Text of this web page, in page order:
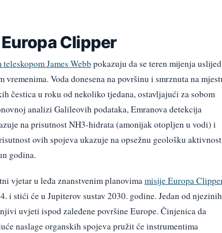
Clipper
James Webb pokazuju da se teren mijenja uslijed
Voda donesena na površinu i smrznuta na
čestica u roku od nekoliko tjedana, ostavljajući za sobom
analizi Galileovih podataka, Emranova detekcija
na prisutnost NH3-hidrata (amonijak otopljen u vodi) i
ovih spojeva ukazuje na opsežnu geološku aktivnost
godina.
vjetar u leđa znanstvenim planovimamisije Europa
i stići će u Jupiterov sustav 2030. godine. Jedan od njezinih
uvjeti ispod zaleđene površine Europe. Činjenica da
naslage organskih spojeva pružit će instrumentima